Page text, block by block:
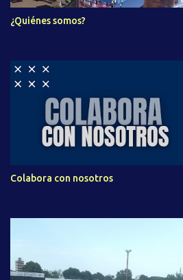
¿Quiénes somos?
Colabora con nosotros